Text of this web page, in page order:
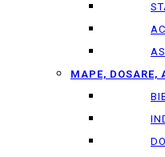
MAPE, DOSARE,